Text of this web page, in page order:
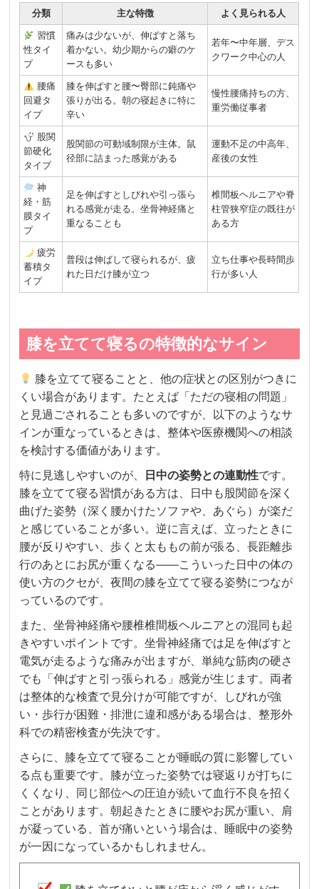
分類 主な特徴 よく見られる人
習慣
性タイ
プ
痛みは少ないが、伸ばすと落ち
着かない。幼少期からの癖のケ
ースも多い
若年〜中年層、デス
クワーク中心の人
腰痛
回避タ
イプ
膝を伸ばすと腰〜臀部に鈍痛や
張りが出る。朝の寝起きに特に
辛い
慢性腰痛持ちの方、
重労働従事者
股関
節硬化
タイプ
股関節の可動域制限が主体。鼠
径部に詰まった感覚がある
運動不足の中高年、
産後の女性
神
経・筋
膜タイ
プ
足を伸ばすとしびれや引っ張ら
れる感覚が走る。坐骨神経痛と
重なることも
椎間板ヘルニアや脊
柱管狭窄症の既往が
ある方
疲労
蓄積タ
イプ
普段は伸ばして寝られるが、疲
れた日だけ膝が立つ
立ち仕事や長時間歩
行が多い人
膝を立てて寝るの特徴的なサイン
膝を立てて寝ることと、他の症状との区別がつきに
くい場合があります。たとえば「ただの寝相の問題」
と見過ごされることも多いのですが、以下のようなサ
インが重なっているときは、整体や医療機関への相談
を検討する価値があります。
特に見逃しやすいのが、 日中の姿勢との連動性です。
膝を立てて寝る習慣がある方は、日中も股関節を深く
曲げた姿勢（深く腰かけたソファや、あぐら）が楽だ
と感じていることが多い。逆に言えば、立ったときに
腰が反りやすい、歩くと太ももの前が張る、長距離歩
行のあとにお尻が重くなる——こういった日中の体の
使い方のクセが、夜間の膝を立てて寝る姿勢につなが
っているのです。
また、坐骨神経痛や腰椎椎間板ヘルニアとの混同も起
きやすいポイントです。坐骨神経痛では足を伸ばすと
電気が走るような痛みが出ますが、単純な筋肉の硬さ
でも「伸ばすと引っ張られる」感覚が生じます。両者
は整体的な検査で見分けが可能ですが、しびれが強
い・歩行が困難・排泄に違和感がある場合は、整形外
科での精密検査が先決です。
さらに、膝を立てて寝ることが睡眠の質に影響してい
る点も重要です。膝が立った姿勢では寝返りが打ちに
くくなり、同じ部位への圧迫が続いて血行不良を招く
ことがあります。朝起きたときに腰やお尻が重い、肩
が凝っている、首が痛いという場合は、睡眠中の姿勢
が一因になっているかもしれません。